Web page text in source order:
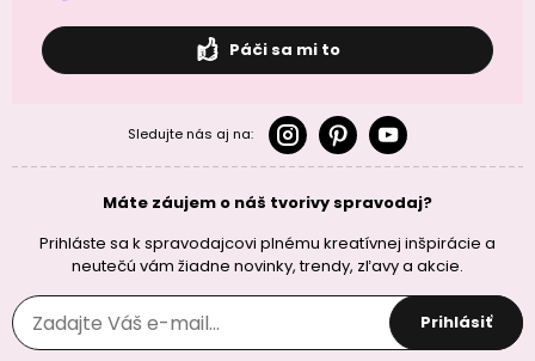
Páči sa mi to
Sledujte nás aj na:
Máte záujem o náš tvorivy spravodaj?
Prihláste sa k spravodajcovi plnému kreatívnej inšpirácie a
neutečú vám žiadne novinky, trendy, zľavy a akcie.
Prihlásiť